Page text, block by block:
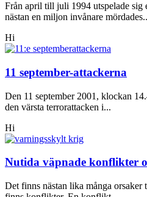
Från april till juli 1994 utspelade sig
nästan en miljon invånare
Hi
11 september-attackerna
Den 11 september 2001, klockan
den värsta terrorattacken i...
Hi
Nutida väpnade konflikter
Det finns nästan lika många